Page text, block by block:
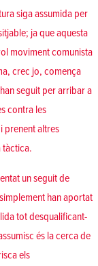
siga assumida per
ja que aquesta
moviment comunista
crec jo, comença
seguit per arribar a
contra les
prenent altres
tàctica.
un seguit de
han aportat
tot desqualificant-
és la cerca de
els